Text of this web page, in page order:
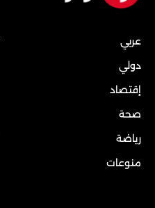
عربي
دولي
إقتصاد
صحة
رياضة
منوعات